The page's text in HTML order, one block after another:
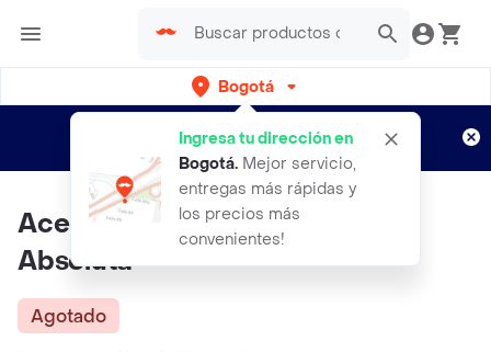
Bogotá
Ingresa tu dirección en
Bogotá. Mejor servicio,
entregas más rápidas y
los precios más
convenientes!
envíos gratis por semanas
Aplican TyC
Aceite Argan Serum Nutrición
Absoluta
Agotado